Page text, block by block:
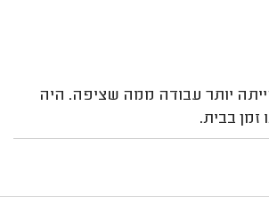
יותר עבודה ממה שציפה. היה
זמן בבית.